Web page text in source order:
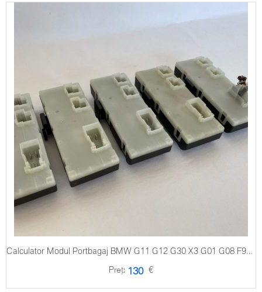
Calculator Modul Portbagaj BMW G11 G12 G30 X3 G01 G08 F97 X4 G02 F98
Preț: 130 €